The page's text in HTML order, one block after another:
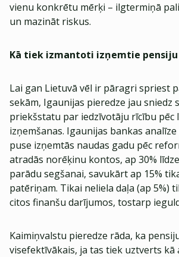
vienu konkrētu mērķi – ilgtermiņā
un mazināt riskus.
Kā tiek izmantoti izņemtie
Lai gan Lietuvā vēl ir pāragri spriest
sekām, Igaunijas pieredze jau sniedz
priekšstatu par iedzīvotāju rīcību pēc
izņemšanas. Igaunijas bankas
puse izņemtās naudas gadu pēc
atradās norēķinu kontos, ap 30%
parādu segšanai, savukārt ap 15%
patēriņam. Tikai neliela daļa (ap 5%)
citos finanšu darījumos, tostarp
Kaimiņvalstu pieredze rāda, ka
visefektīvākais, ja tas tiek uztverts kā